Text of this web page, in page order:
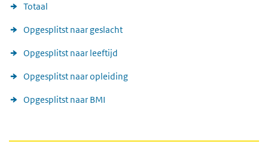
Totaal
Opgesplitst naar geslacht
Opgesplitst naar leeftijd
Opgesplitst naar opleiding
Opgesplitst naar BMI